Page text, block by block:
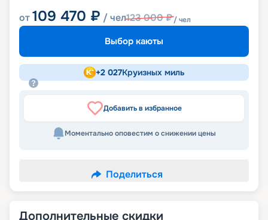
от109 470 ₽ / чел123 000₽/ чел
Выбор каюты
+2 027Круизных миль
Добавить в избранное
Моментально оповестим о снижении цены
Поделиться
Дополнительные скидки